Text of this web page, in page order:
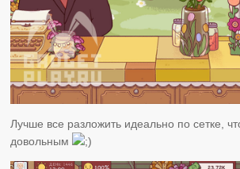
Лучше все разложить идеально по сетке,
довольным